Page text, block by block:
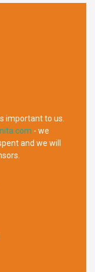
important to us.
- we
and we will